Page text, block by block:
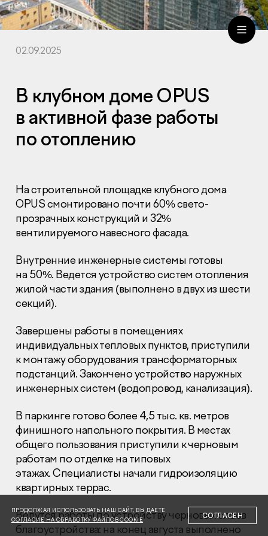
Раскрытие информации
Правовая информация
Сообщить о коррупции
+7 (495) 502 95 59
Отдел продаж
+7 (495) 641-35-35
Заказать звонок
© 2001-2026 Компания «Пионер»
02.09.2025
В клубном доме OPUS
в активной фазе работы
по отоплению
На строительной площадке клубного дома
OPUS смонтировано почти 60% свето-
прозрачных конструкций и 32%
вентилируемого навесного фасада.
Внутренние инженерные системы готовы
на 50%. Ведется устройство систем отопления
жилой части здания (выполнено в двух из шести
секций).
Завершены работы в помещениях
индивидуальных тепловых пунктов, приступили
к монтажу оборудования трансформаторных
подстанций. Закончено устройство наружных
инженерных систем (водопровод, канализация).
В паркинге готово более 4,5 тыс. кв. метров
финишного напольного покрытия. В местах
общего пользования приступили к черновым
работам по отделке на типовых
этажах. Специалисты начали гидроизоляцию
квартирных террас.
Ведутся работы по устройству черновых слоев
благоустройства: на конец августа выполнено
ПРОДОЛЖАЯ ИСПОЛЬЗОВАТЬ НАШ САЙТ, ВЫ ДАЕТЕ
СОГЛАСИЕ НА ОБРАБОТКУ ФАЙЛОВ COOKIE
СОГЛАСЕН